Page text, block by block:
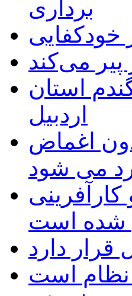
برداری
خودکفایی
پیر می‌کند
استان
اردبیل
اغماض
می شود
شده است
دارد
نظام است